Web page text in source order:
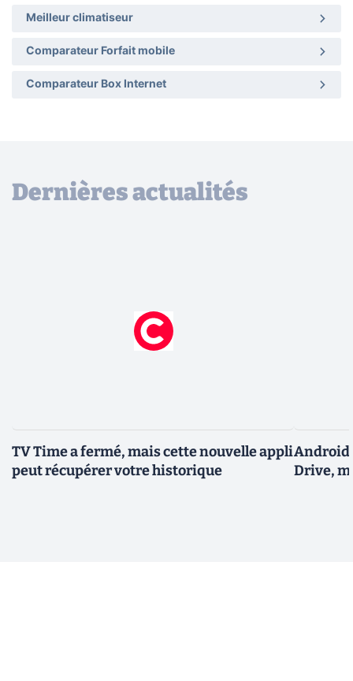
Meilleur climatiseur
Comparateur Forfait mobile
Comparateur Box Internet
Dernières actualités
TV Time a fermé, mais cette nouvelle appli
peut récupérer votre historique
Android
Drive,